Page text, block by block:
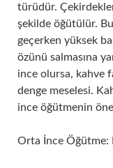
türüdür.
şekilde öğütülür.
geçerken yüksek
özünü salmasına
ince olursa, kahve
denge meselesi.
ince öğütmenin
Orta İnce Öğütme: